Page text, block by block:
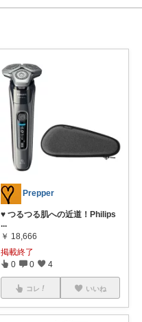
Prepper
♥️ つるつる肌への近道！Philips
...
￥ 18,666
掲載終了
0 0 4
コレ いいね